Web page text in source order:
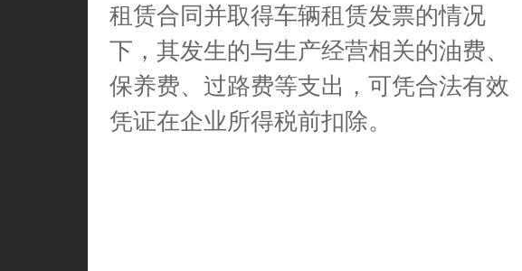
租赁合同并取得车辆租赁发票的情况
下，其发生的与生产经营相关的油费、
保养费、过路费等支出，可凭合法有效
凭证在企业所得税前扣除。